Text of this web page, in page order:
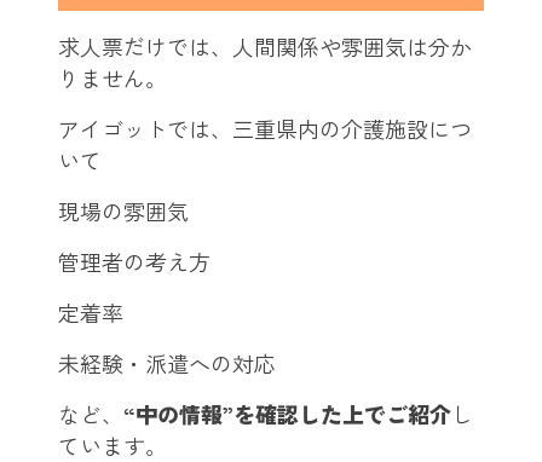
求人票だけでは、人間関係や雰囲気は分か
りません。
アイゴットでは、三重県内の介護施設につ
いて
現場の雰囲気
管理者の考え方
定着率
未経験・派遣への対応
など、 “中の情報”を確認した上でご紹介し
ています。